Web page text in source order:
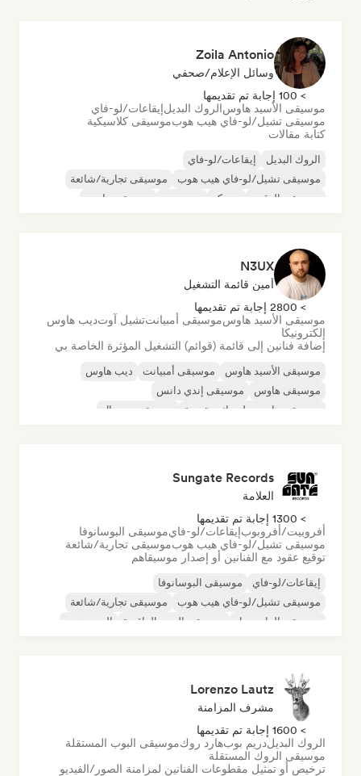
Zoila Antonio
وسائل الإعلام/صحفي
> 100 إجابة تم تقديمها
موسيقى الأسيد هاوسالروك البديلإيقاعات/لو-فاي
موسيقى تشيل/لو-فاي هيب هوبموسيقى كلاسيكية
كتابة مقالات
الروك البديل
إيقاعات/لو-فاي
موسيقى تشيل/لو-فاي هيب هوب
موسيقى تجارية/شائعة
موسيقى الرقص
ديسكو موسيقى هاوس
N3UX
أمين قائمة التشغيل
> 2800 إجابة تم تقديمها
موسيقى الأسيد هاوسموسيقى أمبيانتتشيل آوتديب هاوس
إلكترونيكا
إضافة فنانين إلى قائمة (قوائم) التشغيل المؤثرة الخاصة بي
موسيقى الأسيد هاوس موسيقى أمبيانت
ديب هاوس
موسيقى هاوس
موسيقى إندي دانس
موسيقى هاوس ملوديك وتقدمية
موسيقى مينيمال
Sungate Records
العلامة
> 1300 إجابة تم تقديمها
أفروبيت/أفروبوبإيقاعات/لو-فايموسيقى البوسانوفا
موسيقى تشيل/لو-فاي هيب هوبموسيقى تجارية/شائعة
توقيع عقود مع الفنانين أو إصدار موسيقاهم
إيقاعات/لو-فاي
موسيقى البوسانوفا
موسيقى تشيل/لو-فاي هيب هوب
موسيقى تجارية/شائعة
موسيقى الدانسهول
موسيقى البوب الراقصة
الهيب هوب
Lorenzo Lautz
مشرف المزامنة
> 1600 إجابة تم تقديمها
الروك البديلدريم بوبهارد روكموسيقى البوب المستقلة
موسيقى الروك المستقلة
ترخيص أو تمثيل مقطوعات الفنانين لمزامنة الصور/الفيديو